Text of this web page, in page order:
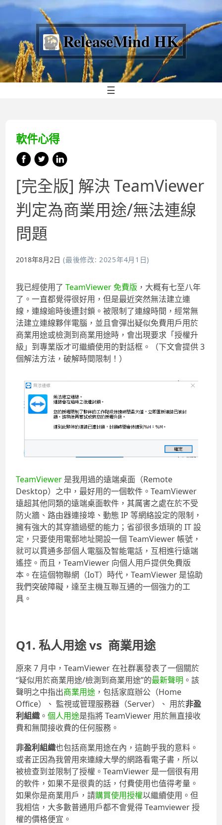
ReleaseMind HK
☰
軟件心得
[完全版] 解決 TeamViewer
判定為商業用途/無法連線
問題
2018年8月2日 最後修改: 2025年4月1日
我已經使用了TeamViewer 免費版 ，大概有七至八年
了。一直都覺得很好用，但是最近突然無法建立連
線，連線逾時後遭封鎖。被限制了連線時間，經常無
法建立連線夥伴電腦，並且會彈出疑似免費用戶用於
商業用途或檢測到商業用途時，會出現要求「授權升
級」到專業版才可繼續使用的對話框。（下文會提供 3
個解法方法，破解時間限制！）
TeamViewer 是我用過的遠端桌面（Remote
Desktop）之中，最好用的一個軟件。TeamViewer
遠超其他同類的遠端桌面軟件，其厲害之處在於不受
防火牆、路由器連接埠、動態 IP 等網絡設定的限制，
擁有強大的其穿牆過壁的能力；省卻很多煩瑣的 IT 設
定，只要使用電郵地址開設一個 TeamViewer 帳號，
就可以貫通多部個人電腦及智能電話，互相進行遠端
遙控。而且，TeamViewer 向個人用戶提供免費版
本。在這個物聯網（IoT）時代，TeamViewer 是協助
我們突破障礙，達至主機互聯互通的一個強力的工
具。
Q1. 私人用途 vs 商業用途
原來 7 月中，TeamViewer 在社群裏發表了一個關於
“疑似用於商業用途/檢測到商業用途”的最新聲明 。該
聲明之中指出商業用途 ，包括家庭辦公（Home
Office）、 監視或管理服務器（Server）、 用於非盈
利組織 。個人用途是指將 TeamViewer 用於無直接收
費和無間接收費的任何服務。
非盈利組織也包括商業用途在內，這齣乎我的意料。
或者正因為我曾用來連線大學的網路看電子書，所以
被檢查到並限制了授權。TeamViewer 是一個很有用
的軟件，如果不是很貴的話，付費使用也值得考量。
如果你是商業用戶，請購買使用授權以繼續使用。但
我相信，大多數普通用戶都不會覺得 Teamviewer 授
權的價格便宜。